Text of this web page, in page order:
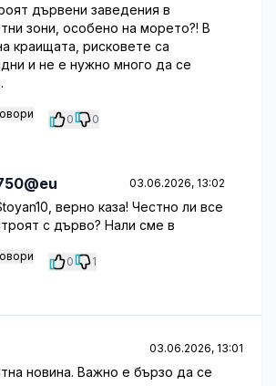
дървени заведения в
зони, особено на морето?! В
краищата, рисковете са
и не е нужно много да се
0 0
03.06.2026, 13:02
верно каза! Честно ли все
с дърво? Нали сме в
0 1
03.06.2026, 13:01
новина. Важно е бързо да се